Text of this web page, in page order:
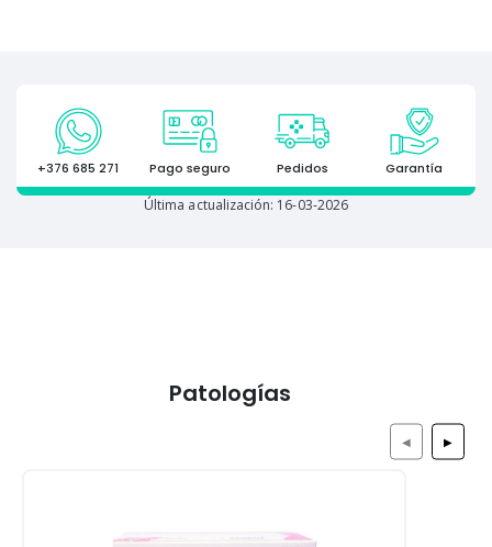
+376 685 271 Pago seguro Pedidos Garantía
Última actualización: 16-03-2026
Patologías
◀ ▶